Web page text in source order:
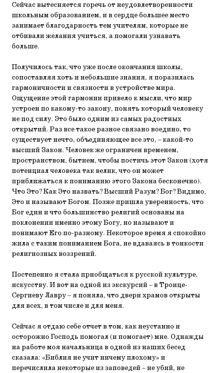
Сейчас вытесняется горечь от неудовлетворенности
школьным образованием, и в сердце большее место
занимает благодарность тем учителям, которые не
отбивали желания учиться, а помогали узнавать
больше.
Получилось так, что уже после окончания школы,
сопоставляя хоть и небольшие знания, я поразилась
гармоничности и связности в устройстве мира.
Ощущение этой гармонии привело к мысли, что мир
устроен по какому-то закону, понять который человеку
не под силу. Это было одним из самых радостных
открытий. Раз все такое разное связано воедино, то
существует нечто, объединяющее все это, – какой-то
высший Закон. Человек же ограничен временем,
пространством, бытием, чтобы постичь этот Закон (хотя
потенциал человека так велик, что он может
приближаться к пониманию этого Закона бесконечно).
Что Это? Как Это назвать? Высший Разум? Бог? Видимо,
Это и называют Богом. Позже пришла уверенность, что
Бог един и что большинство религий основаны на
поклонении именно этому Богу, но называют и
понимают Его по-разному. Некоторое время я спокойно
жила с таким пониманием Бога, не вдаваясь в тонкости
религиозных воззрений.
Постепенно я стала приобщаться к русской культуре,
искусству. И вот на одной из экскурсий – в Троице-
Сергиеву Лавру – я поняла, что двери храмов открыты
для всех, в том числе и для меня.
Сейчас я отдаю себе отчет в том, как неустанно и
осторожно Господь помогал (и помогает) мне. Однажды
на работе моя начальница в одной из наших бесед
сказала: «Библия не учит ничему плохому» и
перечислила некоторые из заповедей – не убий, не